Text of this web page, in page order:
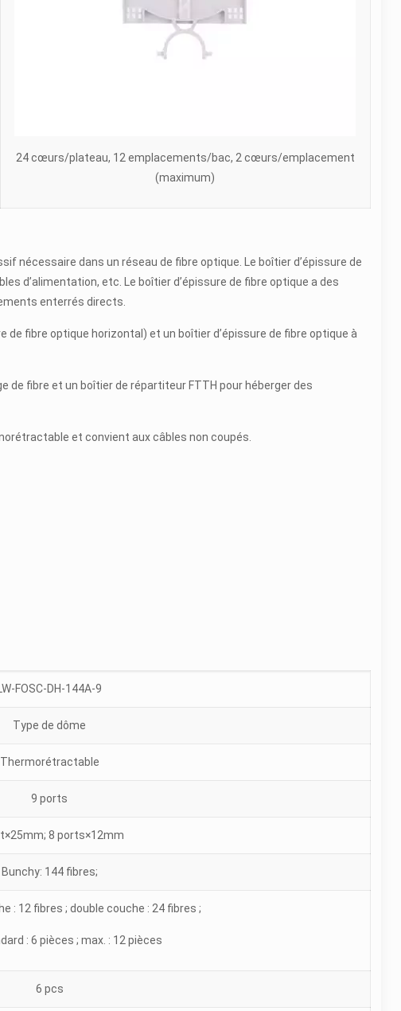
24 cœurs/plateau, 12 emplacements/bac, 2 cœurs/emplacement
(maximum)
nécessaire dans un réseau de fibre optique. Le boîtier d’épissure de
d’alimentation, etc. Le boîtier d’épissure de fibre optique a des
enterrés directs.
de fibre optique horizontal) et un boîtier d’épissure de fibre optique à
de fibre et un boîtier de répartiteur FTTH pour héberger des
et convient aux câbles non coupés.
LW-FOSC-DH-144A-9
Type de dôme
Thermorétractable
9 ports
8 ports×12mm
Bunchy: 144 fibres;
: 12 fibres ; double couche : 24 fibres ;
: 6 pièces ; max. : 12 pièces
6 pcs